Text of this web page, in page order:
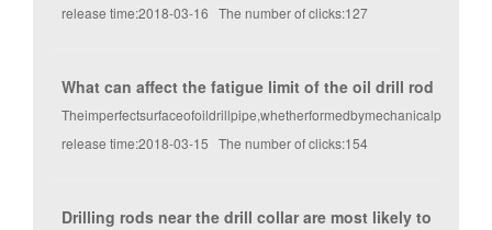
release time:2018-03-16 The number of clicks:127
What can affect the fatigue limit of the oil drill rod
release time:2018-03-15 The number of clicks:154
Drilling rods near the drill collar are most likely to